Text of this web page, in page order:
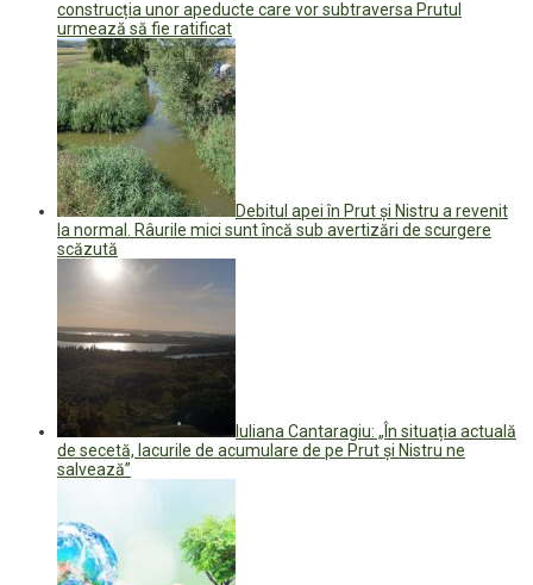
construcția unor apeducte care vor subtraversa Prutul
urmează să fie ratificat
Debitul apei în Prut și Nistru a revenit
la normal. Râurile mici sunt încă sub avertizări de scurgere
scăzută
Iuliana Cantaragiu: „În situația actuală
de secetă, lacurile de acumulare de pe Prut și Nistru ne
salvează”